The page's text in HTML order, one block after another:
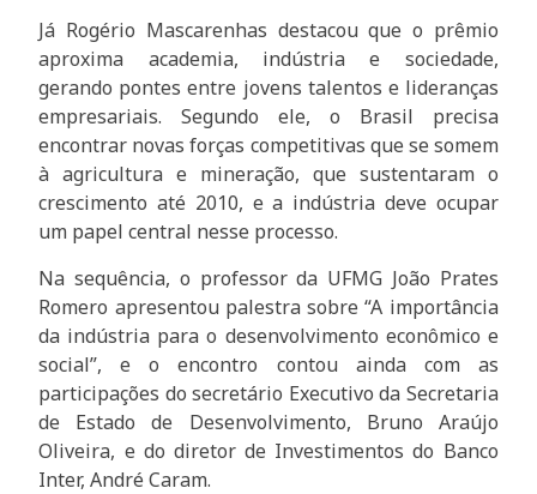
Já Rogério Mascarenhas destacou que o prêmio
aproxima academia, indústria e sociedade,
gerando pontes entre jovens talentos e lideranças
empresariais. Segundo ele, o Brasil precisa
encontrar novas forças competitivas que se somem
à agricultura e mineração, que sustentaram o
crescimento até 2010, e a indústria deve ocupar
um papel central nesse processo.
Na sequência, o professor da UFMG João Prates
Romero apresentou palestra sobre “A importância
da indústria para o desenvolvimento econômico e
social”, e o encontro contou ainda com as
participações do secretário Executivo da Secretaria
de Estado de Desenvolvimento, Bruno Araújo
Oliveira, e do diretor de Investimentos do Banco
Inter, André Caram.